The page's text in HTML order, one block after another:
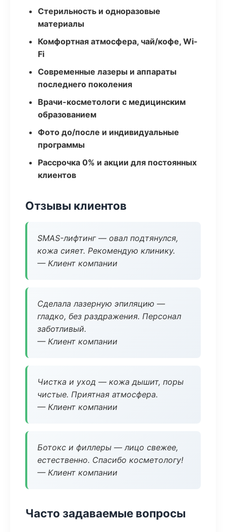
Стерильность и одноразовые
материалы
Комфортная атмосфера, чай/кофе, Wi-
Fi
Современные лазеры и аппараты
последнего поколения
Врачи-косметологи с медицинским
образованием
Фото до/после и индивидуальные
программы
Рассрочка 0% и акции для постоянных
клиентов
Отзывы клиентов
SMAS-лифтинг — овал подтянулся,
кожа сияет. Рекомендую клинику.
— Клиент компании
Сделала лазерную эпиляцию —
гладко, без раздражения. Персонал
заботливый.
— Клиент компании
Чистка и уход — кожа дышит, поры
чистые. Приятная атмосфера.
— Клиент компании
Ботокс и филлеры — лицо свежее,
естественно. Спасибо косметологу!
— Клиент компании
Часто задаваемые вопросы